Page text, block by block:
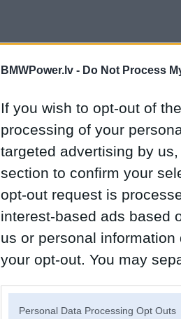
BMWPower.lv - Do Not Process
If you wish to opt-out of
processing of your
targeted advertising by
section to confirm your
opt-out request is
interest-based ads based
us or personal
your opt-out. You may
Personal Data Processing Opt Outs